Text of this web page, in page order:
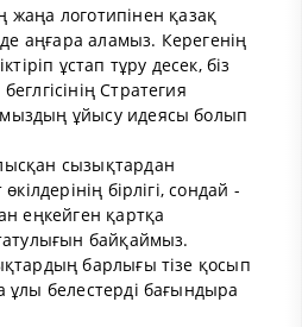
логотипінен қазақ
де аңғара аламыз. Керегенің
ұстап тұру десек, біз
Стратегия
ұйысу идеясы болып
сызықтардан
бірлігі, сондай -
еңкейген қартқа
байқаймыз.
барлығы тізе қосып
ұлы белестерді бағындыра